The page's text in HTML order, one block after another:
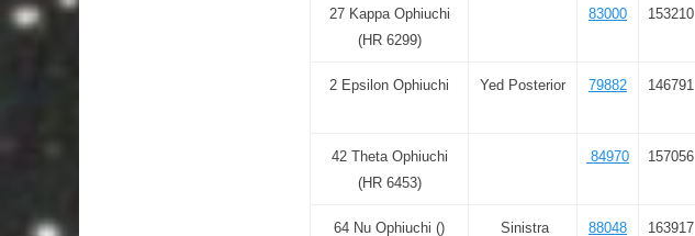
27 Kappa Ophiuchi
(HR 6299)
83000 153210
2 Epsilon Ophiuchi Yed Posterior 79882 146791
42 Theta Ophiuchi
(HR 6453)
84970 157056
64 Nu Ophiuchi () Sinistra 88048 163917